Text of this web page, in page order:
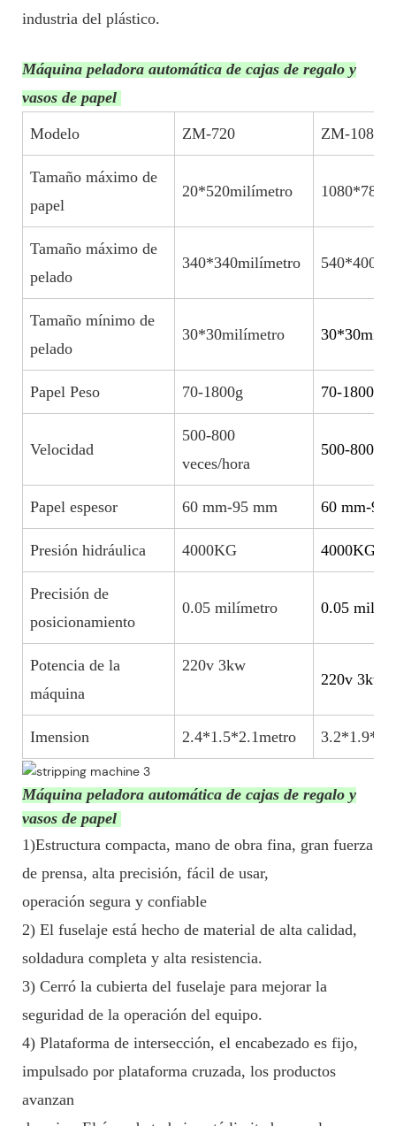
industria del plástico.
Máquina peladora automática de cajas de regalo y
vasos de papel
Modelo ZM-720 ZM-1080B
Tamaño máximo de
papel
20*520milímetro
Tamaño máximo de
pelado
340*340milímetro
Tamaño mínimo de
pelado
30*30milímetro
Papel Peso 70-1800g 70-1800g
Velocidad
500-800
veces/hora
500-800
Papel espesor 60 mm-95 mm 60 mm-95
Presión hidráulica 4000KG 4000KG
Precisión de
posicionamiento
0.05 milímetro 0.05
Potencia de la
máquina
220v 3kw
220v
Imension 2.4*1.5*2.1metro
Máquina peladora automática de cajas de regalo y
vasos de papel
1)Estructura compacta, mano de obra fina, gran fuerza
de prensa, alta precisión, fácil de usar,
operación segura y confiable
2) El fuselaje está hecho de material de alta calidad,
soldadura completa y alta resistencia.
3) Cerró la cubierta del fuselaje para mejorar la
seguridad de la operación del equipo.
4) Plataforma de intersección, el encabezado es fijo,
impulsado por plataforma cruzada, los productos
avanzan